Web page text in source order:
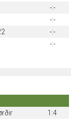
-:-
-:-
-:-
-:-
1:4